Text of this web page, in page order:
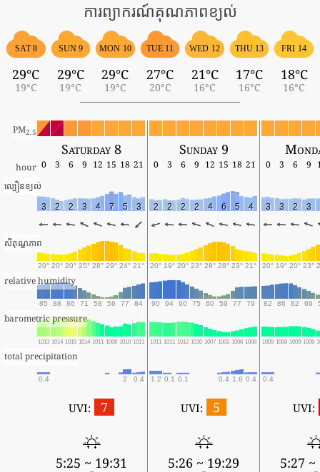
ការព្យាករណ៍គុណភាពខ្យល់
SAT 8
29°C
19°C
SUN 9
29°C
19°C
MON 10
29°C
19°C
TUE 11
27°C
20°C
WED 12
21°C
16°C
THU 13
17°C
16°C
FRI 14
18°C
16°C
PM2.5
Saturday 8 Sunday 9
hour 0 3 6 9 12 15 18 21 0 3 6 9 12 15 18 21 0 3 6 9
ល្បឿនខ្យល់
3 2 2 3 4 7 5 3 2 2 2 2 4 6 5 4 3 3 2 3
សីតុណ្ហភាព
20° 20° 20° 25° 28° 29° 24° 21° 20° 19° 20° 23° 28° 28° 23° 21° 20° 19° 20° 23°
relative humidity
85 88 86 71 58 56 77 84 90 94 90 75 60 59 77 79 82 86 82 69
barometric pressure
1013 1014 1015 1014 1011 1008 1010 1011 1011 1011 1012 1010 1007 1005 1006 1008 1009 1008 1009 1008
total precipitation
0.4 2 0.4 1.2 0.1 0.1 0.4 1.6 0.4 0.4
UVI: 7
5:25 ~ 19:31
UVI: 5
5:26 ~ 19:29
UVI:
5:27 ~